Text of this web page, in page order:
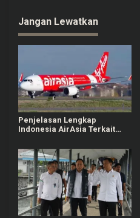
g
a
i
p
o
s
Jangan Lewatkan
Penjelasan Lengkap
Indonesia AirAsia Terkait
Bangkok